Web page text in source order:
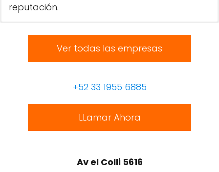
reputación.
Ver todas las empresas
+52 33 1955 6885
LLamar Ahora
Av el Colli 5616